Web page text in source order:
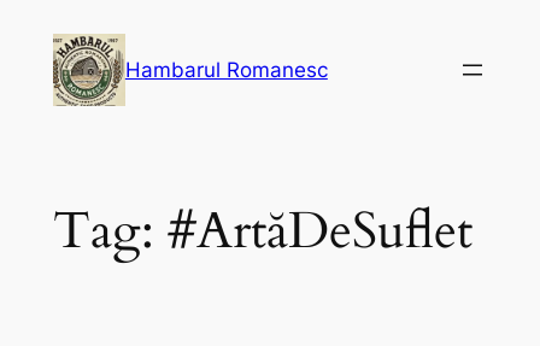
content
Hambarul Romanesc
Tag: #ArtăDeSuflet